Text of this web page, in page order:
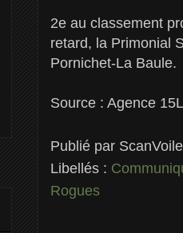
2e au classement
retard, la Primonial
Pornichet-La Baule.
Source : Agence
Publié par ScanVoile
Libellés :
Rogues